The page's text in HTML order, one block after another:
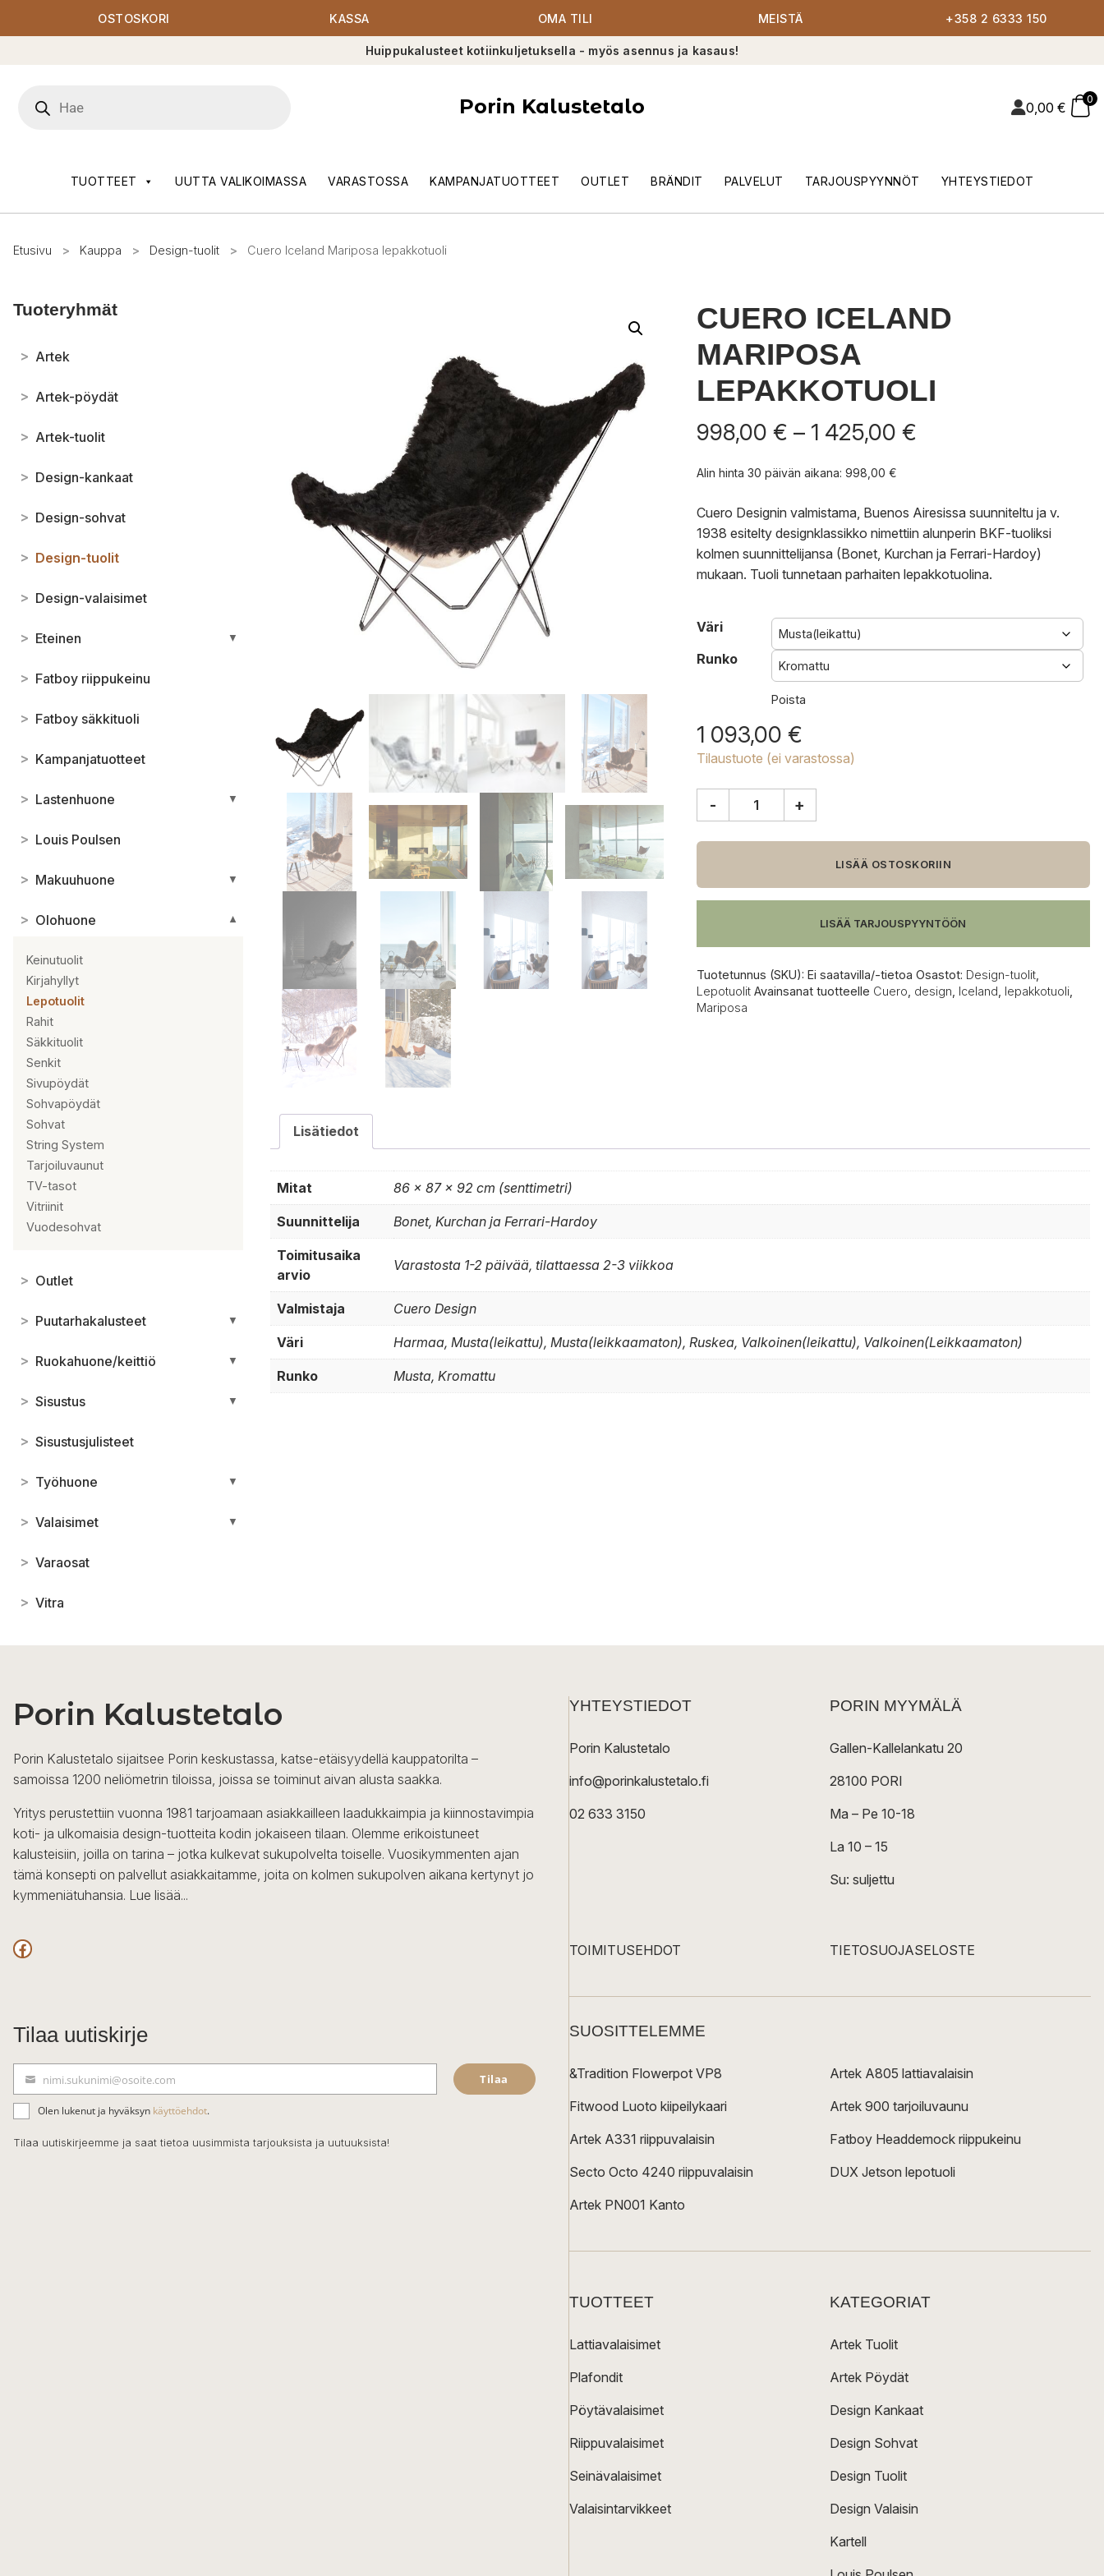
OSTOSKORI KASSA OMA TILI MEISTÄ +358 2 6333 150
Huippukalusteet kotiinkuljetuksella - myös asennus ja kasaus!
search
Porin Kalustetalo 0,00 €
0
TUOTTEET UUTTA VALIKOIMASSA VARASTOSSA KAMPANJATUOTTEET OUTLET BRÄNDIT PALVELUT TARJOUSPYYNNÖT YHTEYSTIEDOT
Etusivu > Kauppa > Design-tuolit > Cuero Iceland Mariposa lepakkotuoli
Tuoteryhmät
> Artek
> Artek-pöydät
> Artek-tuolit
> Design-kankaat
> Design-sohvat
> Design-tuolit
> Design-valaisimet
> Eteinen ▼
> Fatboy riippukeinu
> Fatboy säkkituoli
> Kampanjatuotteet
> Lastenhuone ▼
> Louis Poulsen
> Makuuhuone ▼
> Olohuone ▼
Keinutuolit
Kirjahyllyt
Lepotuolit
Rahit
Säkkituolit
Senkit
Sivupöydät
Sohvapöydät
Sohvat
String System
Tarjoiluvaunut
TV-tasot
Vitriinit
Vuodesohvat
> Outlet
> Puutarhakalusteet ▼
> Ruokahuone/keittiö ▼
> Sisustus ▼
> Sisustusjulisteet
> Työhuone ▼
> Valaisimet ▼
> Varaosat
> Vitra
CUERO ICELAND
MARIPOSA
LEPAKKOTUOLI
998,00 € – 1 425,00 €
425,00 €
Alin hinta 30 päivän aikana: 998,00 €
Cuero Designin valmistama, Buenos Airesissa suunniteltu ja v.
1938 esitelty designklassikko nimettiin alunperin BKF-tuoliksi
kolmen suunnittelijansa (Bonet, Kurchan ja Ferrari-Hardoy)
mukaan. Tuoli tunnetaan parhaiten lepakkotuolina.
Väri
Runko
Poista
1 093,00 €
Tilaustuote (ei varastossa)
Mariposa
määrä
- +
LISÄÄ OSTOSKORIIN
LISÄÄ TARJOUSPYYNTÖÖN
Tuotetunnus (SKU): Ei saatavilla/-tietoa Osastot: Design-tuolit,
Lepotuolit Avainsanat tuotteelle Cuero design Iceland lepakkotuoli,
Mariposa
Lisätiedot
Mitat 86 × 87 × 92 cm (senttimetri)
Suunnittelija Bonet, Kurchan ja Ferrari-Hardoy
Toimitusaika
arvio
Varastosta 1-2 päivää, tilattaessa 2-3 viikkoa
Valmistaja Cuero Design
Väri Harmaa, Musta(leikattu), Musta(leikkaamaton), Ruskea, Valkoinen(leikattu), Valkoinen(Leikkaamaton)
Runko Musta, Kromattu
Porin Kalustetalo
Porin Kalustetalo sijaitsee Porin keskustassa, katse-etäisyydellä kauppatorilta –
samoissa 1200 neliömetrin tiloissa, joissa se toiminut aivan alusta saakka.
Yritys perustettiin vuonna 1981 tarjoamaan asiakkailleen laadukkaimpia ja kiinnostavimpia
koti- ja ulkomaisia design-tuotteita kodin jokaiseen tilaan. Olemme erikoistuneet
kalusteisiin, joilla on tarina – jotka kulkevat sukupolvelta toiselle. Vuosikymmenten ajan
tämä konsepti on palvellut asiakkaitamme, joita on kolmen sukupolven aikana kertynyt jo
kymmeniätuhansia. Lue lisää...
Facebook
Tilaa uutiskirje
ä
h
k
nimi.sukunimi@osoite.com Tilaa
Olen lukenut ja hyväksyn käyttöehdot.
Tilaa uutiskirjeemme ja saat tietoa uusimmista tarjouksista ja uutuuksista!
YHTEYSTIEDOT
Porin Kalustetalo
info@porinkalustetalo.fi
02 633 3150
PORIN MYYMÄLÄ
Gallen-Kallelankatu 20
28100 PORI
Ma – Pe 10-18
La 10 – 15
Su: suljettu
TOIMITUSEHDOT TIETOSUOJASELOSTE
SUOSITTELEMME
&Tradition Flowerpot VP8
Fitwood Luoto kiipeilykaari
Artek A331 riippuvalaisin
Secto Octo 4240 riippuvalaisin
Artek PN001 Kanto
Artek A805 lattiavalaisin
Artek 900 tarjoiluvaunu
Fatboy Headdemock riippukeinu
DUX Jetson lepotuoli
TUOTTEET
Lattiavalaisimet
Plafondit
Pöytävalaisimet
Riippuvalaisimet
Seinävalaisimet
Valaisintarvikkeet
KATEGORIAT
Artek Tuolit
Artek Pöydät
Design Kankaat
Design Sohvat
Design Tuolit
Design Valaisin
Kartell